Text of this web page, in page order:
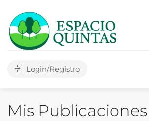
Login/Registro
Mis Publicaciones